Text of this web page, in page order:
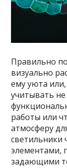
Правильно
визуально
ему уюта
учитывать не
работы или
атмосферу
светильники
элементами,
задающими